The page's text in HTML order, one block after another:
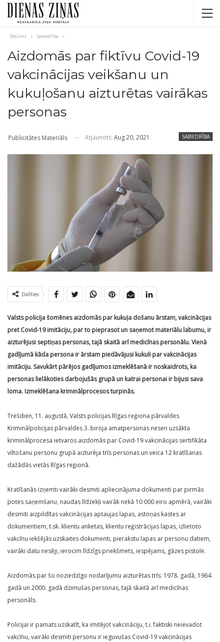
Sākums Sabiedrība
Aizdomās par fiktīvu Covid-19
vakcinācijas veikšanu un
kukuļošanu aizturētas vairākas
personas
SABIEDRĪBA
Publicitātes Materiāls Atjaunots Aug 20, 2021
Dalīties
Valsts policija šomēnes aizdomās par kukuļa došanu ārstam, vakcinācijas
pret Covid-19 imitāciju, par to pieprasot un saņemot materiālu labumu, ir
aizturējusi septiņas personas, tajā skaitā arī medicīnas personālu. Vienā
gadījumā kāda persona ir ārstam piedāvājusi kukuli par vakcinācijas
imitāciju. Savukārt pārējos gadījumos izmeklēšanā ir noskaidrots, ka
personas lielākoties darbojušās grupā un katrai personai ir bijusi sava
loma. Izmeklēšana kriminālprocesos turpinās.
Trešdien, 11. augustā, Valsts policijas Rīgas reģiona pārvaldes
Kriminālpolicijas pārvaldes 3. biroja amatpersonas nesen uzsākta
kriminālprocesa ietvaros aizdomās par Covid-19 vakcinācijas sertifikāta
viltošanu personu grupā aizturēja trīs personas un veica 12 kratīšanas
dažādās vietās Rīgas reģionā.
Kratīšanās izņemti vairāki desmiti apliecinājuma dokumenti par pirmās
potes saņemšanu, naudas līdzekļi vairāk nekā 10 000 eiro apmērā, vairāki
desmiti aizpildītas vakcinācijas aptaujas lapas, astoņas kastes ar
dokumentiem, t.sk. klientu anketas, klientu reģistrācijas lapas, izlietoto
vakcīnu iekšējās uzskaites dokumenti, pierakstu lapas ar personu datiem,
vairāki datu nesēji, ierocim līdzīgs priekšmets, iespējams, gāzes pistole.
Aizdomās par šo noziedzīgo nodarījumu aizturētas trīs: 1978. gadā, 1964.
gadā un 2000. gadā dzimušas personas, tajā skaitā arī medicīnas
personāls.
Policijai ir pamats uzskatīt, ka imitējot vakcināciju, t.i. faktiski neievadot
vakcīnu, vairāki desmiti personu ir ieguvušas Covid-19 vakcinācijas